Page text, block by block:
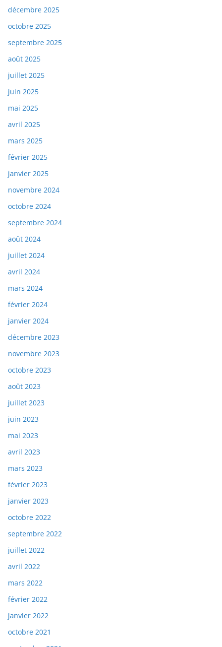
décembre 2025
octobre 2025
septembre 2025
août 2025
juillet 2025
juin 2025
mai 2025
avril 2025
mars 2025
février 2025
janvier 2025
novembre 2024
octobre 2024
septembre 2024
août 2024
juillet 2024
avril 2024
mars 2024
février 2024
janvier 2024
décembre 2023
novembre 2023
octobre 2023
août 2023
juillet 2023
juin 2023
mai 2023
avril 2023
mars 2023
février 2023
janvier 2023
octobre 2022
septembre 2022
juillet 2022
avril 2022
mars 2022
février 2022
janvier 2022
octobre 2021